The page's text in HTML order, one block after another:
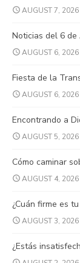
AUGUST 7, 2026
Noticias del 6 de
AUGUST 6, 2026
Fiesta de la
AUGUST 6, 2026
Encontrando a
AUGUST 5, 2026
Cómo caminar
AUGUST 4, 2026
¿Cuán firme es
AUGUST 3, 2026
¿Estás